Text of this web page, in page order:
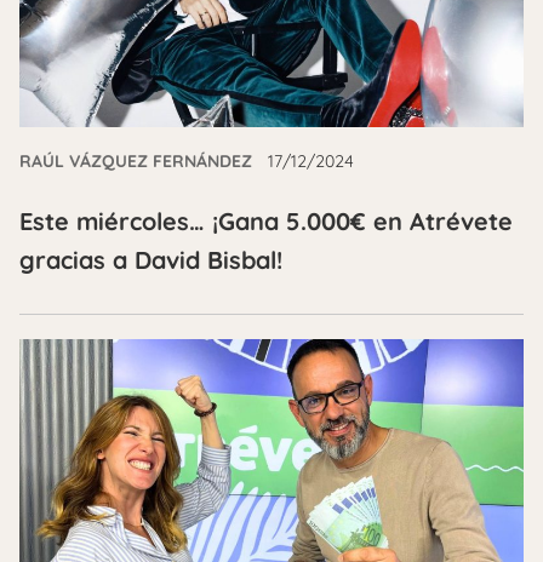
RAÚL VÁZQUEZ FERNÁNDEZ 17/12/2024
Este miércoles… ¡Gana 5.000€ en Atrévete
gracias a David Bisbal!